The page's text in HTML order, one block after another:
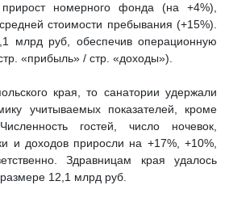
прирост номерного фонда (на +4%),
стоимости пребывания (+15%).
млрд руб, обеспечив операционную
«прибыль» / стр. «доходы»).
края, то санатории удержали
учитываемых показателей, кроме
гостей, число ночевок,
и доходов приросли на +17%, +10%,
Здравницам края удалось
12,1 млрд руб.